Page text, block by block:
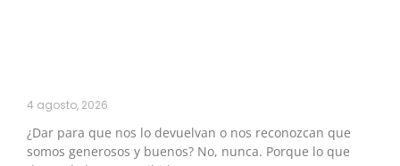
4 agosto, 2026
¿Dar para que nos lo devuelvan o nos reconozcan que
somos generosos y buenos? No, nunca. Porque lo que